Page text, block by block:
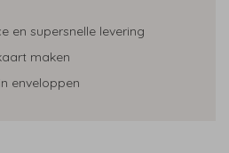
en supersnelle levering
maken
enveloppen